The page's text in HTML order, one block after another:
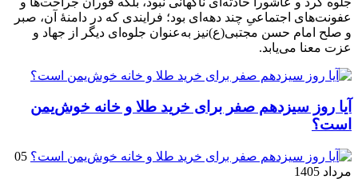
عفونت‌های اجتماعیِ چند دهه‌ای بود؛ فرایندی که در دامنهٔ آن، صبر
و صلح امام حسن مجتبی(ع)نیز به‌عنوان جلوه‌ای دیگر از جهاد و
عزت معنا می‌یابد.
آیا روز سیزدهم صفر برای خرید طلا و خانه خوش‌یمن
است؟
05
مرداد 1405